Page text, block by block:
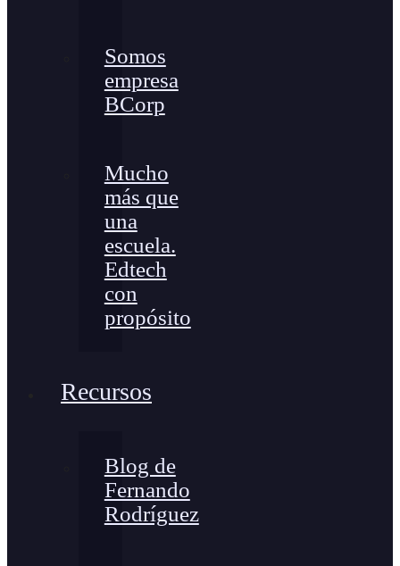
Somos
empresa
BCorp
Mucho
más que
una
escuela.
Edtech
con
propósito
Recursos
Blog de
Fernando
Rodríguez